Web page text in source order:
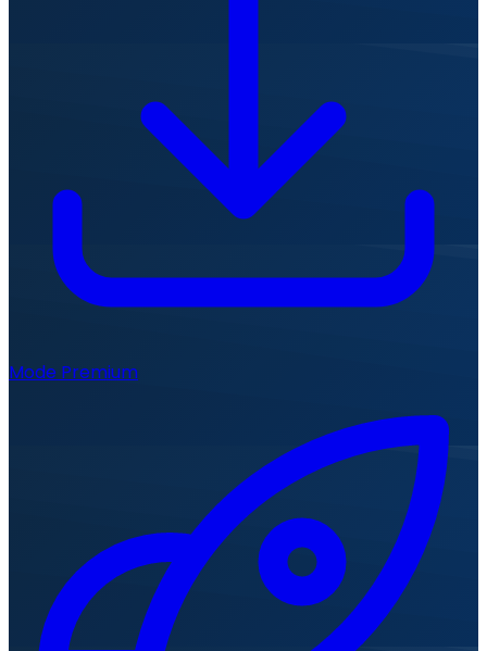
Mode Premium